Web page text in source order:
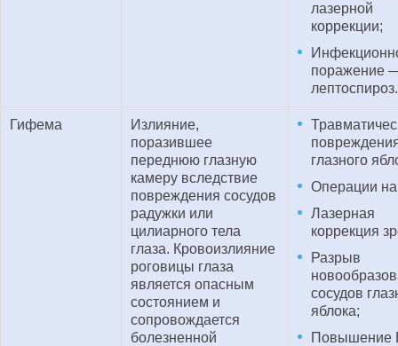
лазерной
коррекции;
поражение
лептоспироз.
Гифема
Излияние,
поразившее
переднюю глазную
камеру вследствие
повреждения сосудов
радужки или
цилиарного тела
глаза. Кровоизлияние
роговицы глаза
является опасным
состоянием и
сопровождается
болезненной
глазного
Операции на
Лазерная
коррекция
Разрыв
сосудов
яблока;
Повышение